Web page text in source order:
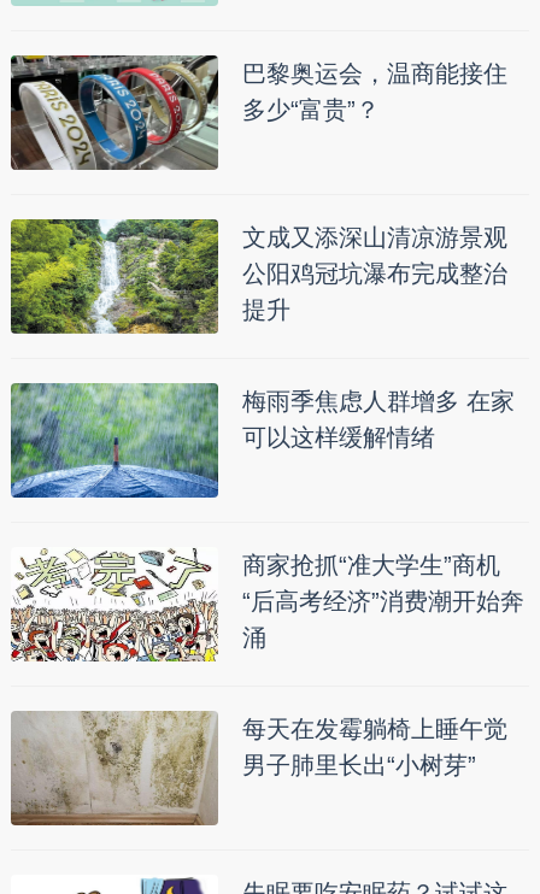
巴黎奥运会，温商能接住
多少“富贵”？
文成又添深山清凉游景观
公阳鸡冠坑瀑布完成整治
提升
梅雨季焦虑人群增多 在家
可以这样缓解情绪
商家抢抓“准大学生”商机
“后高考经济”消费潮开始奔
涌
每天在发霉躺椅上睡午觉
男子肺里长出“小树芽”